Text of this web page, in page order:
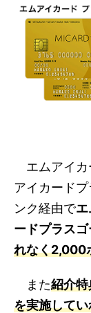
エムアイカ
アイカード
ンク経由でエ
ードプラス
れなく2,000
また紹介
を実施して